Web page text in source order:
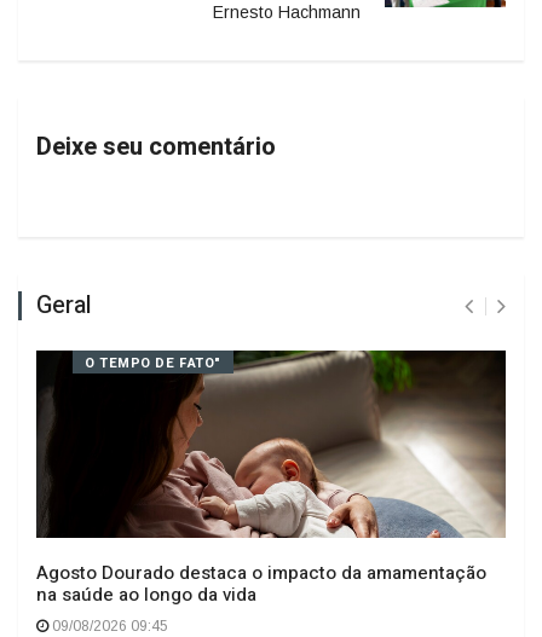
Ernesto Hachmann
Deixe seu comentário
Geral
O TEMPO DE FATO"
Agosto Dourado destaca o impacto da amamentação
na saúde ao longo da vida
09/08/2026 09:45